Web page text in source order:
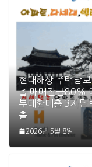
현대해상 주택담
출 매매잔금80%
부대환대출 3자담
출
2026년 5월 8일